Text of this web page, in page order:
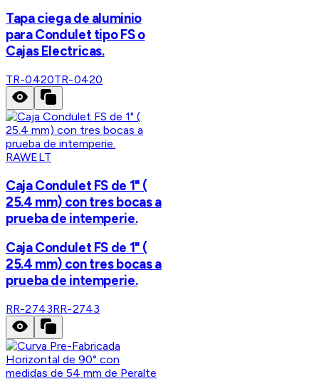
Tapa ciega de aluminio
para Condulet tipo FS o
Cajas Electricas.
TR-0420TR-0420
RAWELT
Caja Condulet FS de 1" (
25.4 mm) con tres bocas a
prueba de intemperie.
Caja Condulet FS de 1" (
25.4 mm) con tres bocas a
prueba de intemperie.
RR-2743RR-2743